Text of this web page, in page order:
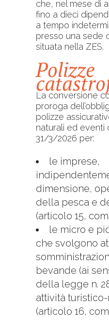
che, nel mese di
fino a dieci
a tempo
presso una sede
situata nella ZES.
Polizze
La conversione
proroga
polizze
naturali ed eventi
31/3/2026 per:
le imprese,
dimensione,
della pesca e
(articolo 15,
le micro e
che svolgono
bevande (ai
della legge n.
attività
(articolo 16,